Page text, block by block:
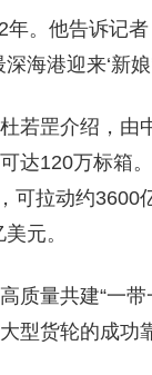
。他告诉记
海港迎来‘新
若罡介绍，由
达120万标箱
可拉动约
元。
质量共建“一
型货轮的成功